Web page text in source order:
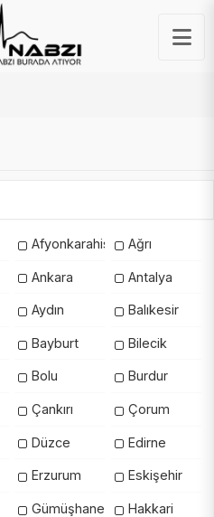
Afyonkarahisar Ağrı
Ankara Antalya
Aydın Balıkesir
Bayburt Bilecik
Bolu Burdur
Çankırı Çorum
Düzce Edirne
Erzurum Eskişehir
Gümüşhane Hakkari